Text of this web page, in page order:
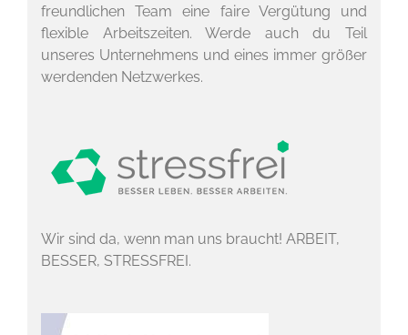
freundlichen Team eine faire Vergütung und
flexible Arbeitszeiten. Werde auch du Teil
unseres Unternehmens und eines immer größer
werdenden Netzwerkes.
Wir sind da, wenn man uns braucht! ARBEIT,
BESSER, STRESSFREI.